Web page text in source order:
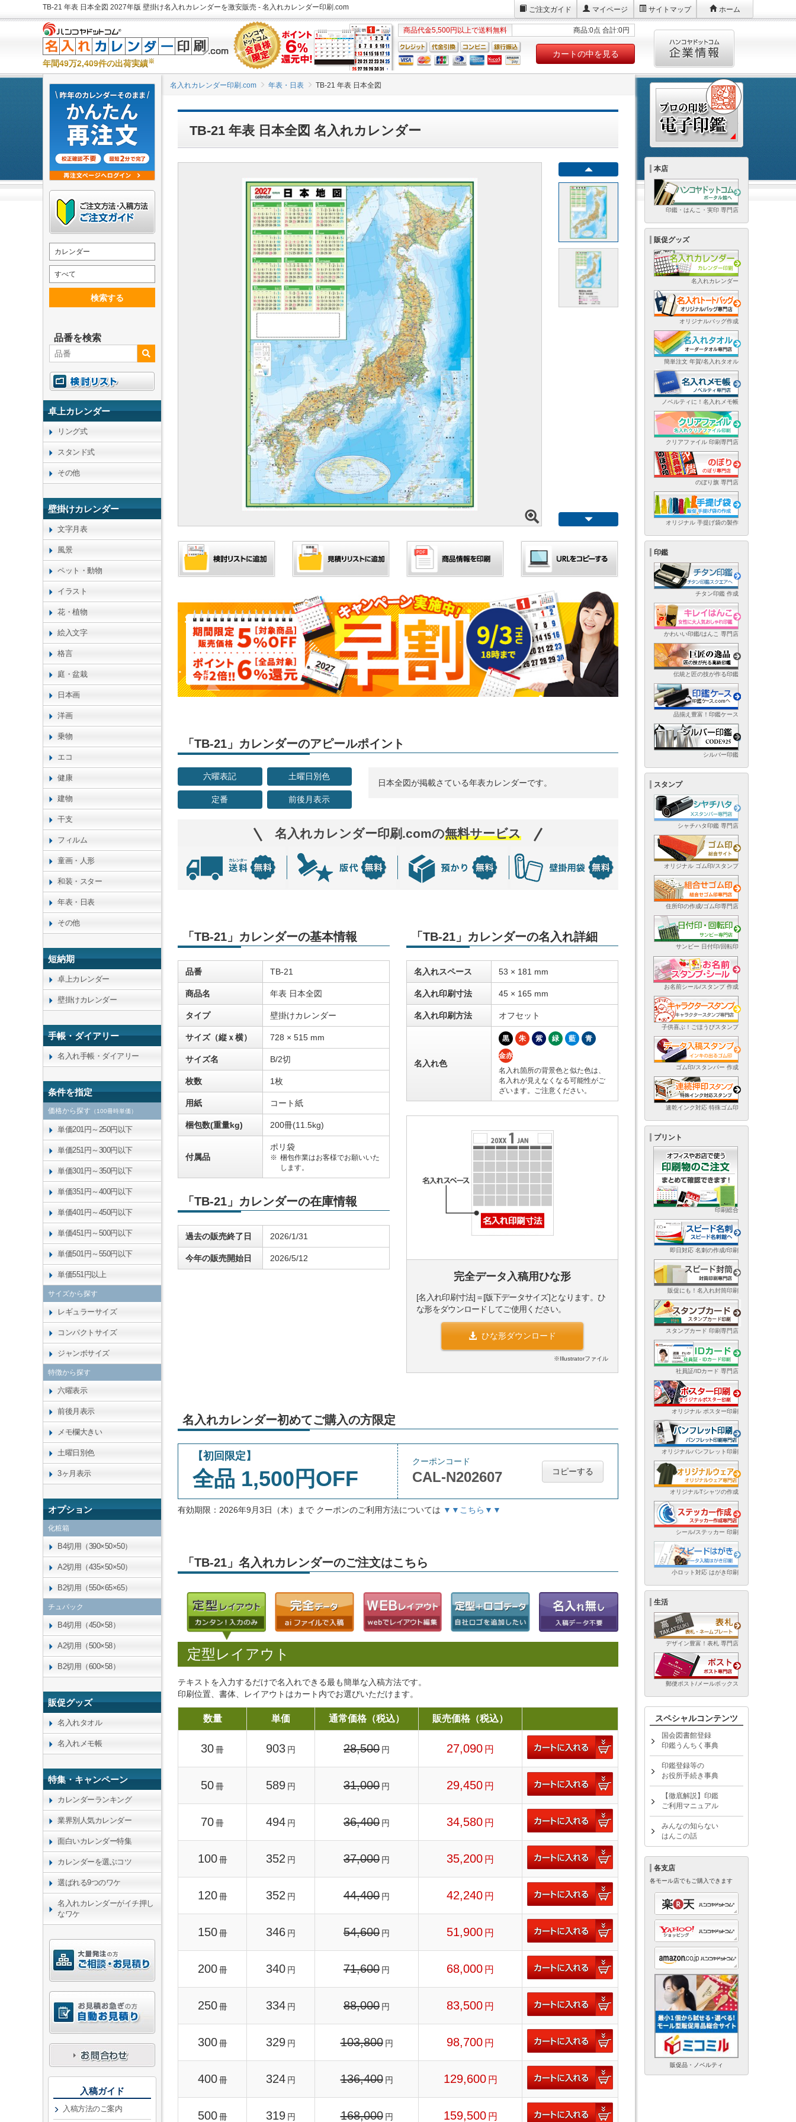
TB-21 年表 日本全図 2027年版 壁掛け名入れカレンダーを激安販売 - 名入れカレンダー印刷.com ご注文ガイド マイページ サイトマップ ホーム
年間49万2,409件の出荷実績※
商品代金5,500円以上で送料無料 商品:0点 合計:0円
カートの中を見る
名入れカレンダー印刷.com 年表・日表 TB-21 年表 日本全図
TB-21 年表 日本全図 名入れカレンダー
「TB-21」カレンダーのアピールポイント
六曜表記 土曜日別色
定番 前後月表示
日本全図が掲載さている年表カレンダーです。
名入れカレンダー印刷.comの無料サービス
「TB-21」カレンダーの基本情報
品番 TB-21
商品名 年表 日本全図
タイプ 壁掛けカレンダー
サイズ（縦ｘ横） 728 × 515 mm
サイズ名 B/2切
枚数 1枚
用紙 コート紙
梱包数(重量kg) 200冊(11.5kg)
付属品
ポリ袋
梱包作業はお客様でお願いいた
します。
「TB-21」カレンダーの在庫情報
過去の販売終了日 2026/1/31
今年の販売開始日 2026/5/12
「TB-21」カレンダーの名入れ詳細
名入れスペース 53 × 181 mm
名入れ印刷寸法 45 × 165 mm
名入れ印刷方法 オフセット
名入れ色
黒 朱 紫 緑 藍 青
金赤
名入れ箇所の背景色と似た色は、
名入れが見えなくなる可能性がご
ざいます。ご注意ください。
完全データ入稿用ひな形
[名入れ印刷寸法]＝[版下データサイズ]となります。ひ
な形をダウンロードしてご使用ください。
ひな形ダウンロード
※Illustratorファイル
名入れカレンダー初めてご購入の方限定
【初回限定】
全品 1,500円OFF
クーポンコード
CAL-N202607 コピーする
有効期限：2026年9月3日（木）まで クーポンのご利用方法については ▼▼こちら▼▼
「TB-21」名入れカレンダーのご注文はこちら
定型レイアウト
テキストを入力するだけで名入れできる最も簡単な入稿方法です。
印刷位置、書体、レイアウトはカート内でお選びいただけます。
数量 単価 通常価格（税込） 販売価格（税込）
30冊 903 円 28,500 円 27,090 円
50冊 589 円 31,000 円 29,450 円
70冊 494 円 36,400 円 34,580 円
100 冊 352 円 37,000 円 35,200 円
120 冊 352 円 44,400 円 42,240 円
150 冊 346 円 54,600 円 51,900 円
200 冊 340 円 71,600 円 68,000 円
250 冊 334 円 88,000 円 83,500 円
300 冊 329 円 103,800 円 98,700 円
400 冊 324 円 136,400 円 129,600 円
500 冊 319 円 168,000 円 159,500 円
カレンダー
すべて
検索する
品番を検索
卓上カレンダー
リング式
スタンド式
その他
壁掛けカレンダー
文字月表
風景
ペット・動物
イラスト
花・植物
絵入文字
格言
庭・盆栽
日本画
洋画
乗物
エコ
健康
建物
干支
フィルム
童画・人形
和装・スター
年表・日表
その他
短納期
卓上カレンダー
壁掛けカレンダー
手帳・ダイアリー
名入れ手帳・ダイアリー
条件を指定
価格から探す （100冊時単価）
単価201円～250円以下
単価251円～300円以下
単価301円～350円以下
単価351円～400円以下
単価401円～450円以下
単価451円～500円以下
単価501円～550円以下
単価551円以上
サイズから探す
レギュラーサイズ
コンパクトサイズ
ジャンボサイズ
特徴から探す
六曜表示
前後月表示
メモ欄大きい
土曜日別色
3ヶ月表示
オプション
化粧箱
B4切用（390×50×50）
A2切用（435×50×50）
B2切用（550×65×65）
チュパック
B4切用（450×58）
A2切用（500×58）
B2切用（600×58）
販促グッズ
名入れタオル
名入れメモ帳
特集・キャンペーン
カレンダーランキング
業界別人気カレンダー
面白いカレンダー特集
カレンダーを選ぶコツ
選ばれる9つのワケ
名入れカレンダーがイチ押し
なワケ
入稿ガイド
入稿方法のご案内
本店
印鑑・はんこ・実印 専門店
販促グッズ
名入れカレンダー
オリジナルバッグ作成
簡単注文 年賀/名入れタオル
ノベルティに！名入れメモ帳
クリアファイル 印刷専門店
のぼり旗 専門店
オリジナル 手提げ袋の製作
印鑑
チタン印鑑 作成
かわいい印鑑/はんこ 専門店
伝統と匠の技が作る印鑑
品揃え豊富！印鑑ケース
シルバー印鑑
スタンプ
シャチハタ印鑑 専門店
オリジナル ゴム印/スタンプ
住所印の作成/ゴム印専門店
サンビー 日付印/回転印
お名前シール/スタンプ 作成
子供喜ぶ！ごほうびスタンプ
ゴム印/スタンパー 作成
速乾インク対応 特殊ゴム印
プリント
印刷総合
即日対応 名刺の作成/印刷
販促にも！名入れ封筒印刷
スタンプカード 印刷専門店
社員証/IDカード 専門店
オリジナル ポスター印刷
オリジナルパンフレット印刷
オリジナルTシャツの作成
シール/ステッカー 印刷
小ロット対応 はがき印刷
生活
デザイン豊富！表札 専門店
郵便ポスト/メールボックス
スペシャルコンテンツ
国会図書館登録
印鑑うんちく事典
印鑑登録等の
お役所手続き事典
【徹底解説】印鑑
ご利用マニュアル
みんなの知らない
はんこの話
各支店
各モール店でもご購入できます
販促品・ノベルティ